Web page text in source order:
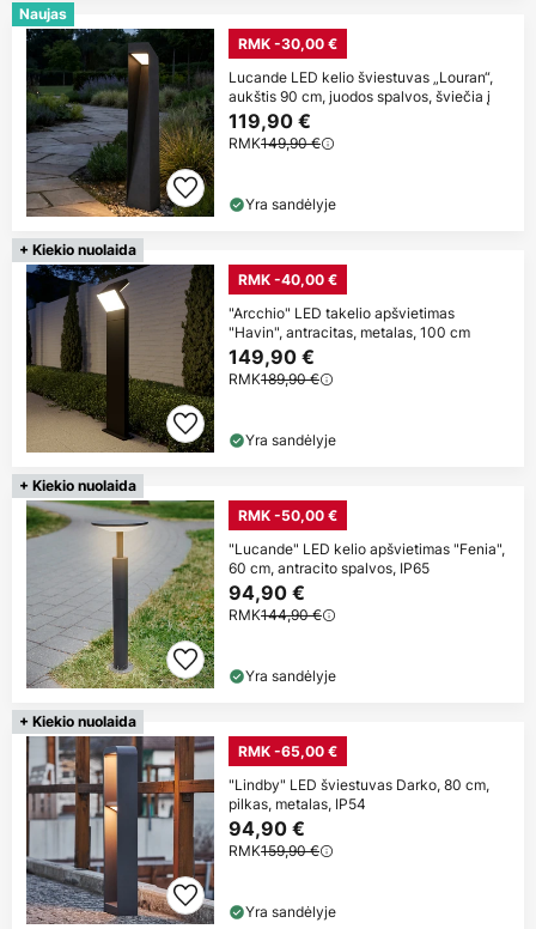
Naujas
RMK -30,00 €
Lucande LED kelio šviestuvas „Louran“,
aukštis 90 cm, juodos spalvos, šviečia į
119,90 €
RMK149,90 €
Yra sandėlyje
+ Kiekio nuolaida
RMK -40,00 €
"Arcchio" LED takelio apšvietimas
"Havin", antracitas, metalas, 100 cm
149,90 €
RMK189,90 €
Yra sandėlyje
+ Kiekio nuolaida
RMK -50,00 €
"Lucande" LED kelio apšvietimas "Fenia",
60 cm, antracito spalvos, IP65
94,90 €
RMK144,90 €
Yra sandėlyje
+ Kiekio nuolaida
RMK -65,00 €
"Lindby" LED šviestuvas Darko, 80 cm,
pilkas, metalas, IP54
94,90 €
RMK159,90 €
Yra sandėlyje